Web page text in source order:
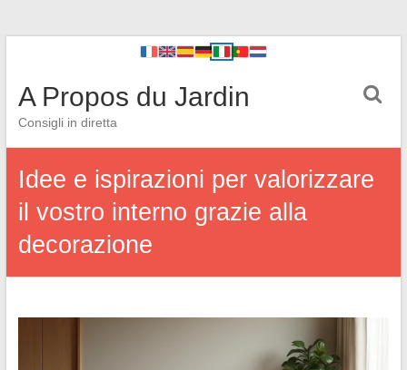
A Propos du Jardin
Consigli in diretta
Idee e ispirazioni per valorizzare
il vostro interno grazie alla
decorazione